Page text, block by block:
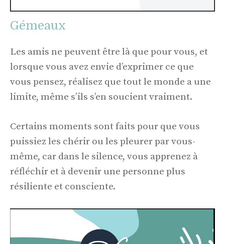
Gémeaux
Les amis ne peuvent être là que pour vous, et
lorsque vous avez envie d’exprimer ce que
vous pensez, réalisez que tout le monde a une
limite, même s’ils s’en soucient vraiment.
Certains moments sont faits pour que vous
puissiez les chérir ou les pleurer par vous-
même, car dans le silence, vous apprenez à
réfléchir et à devenir une personne plus
résiliente et consciente.